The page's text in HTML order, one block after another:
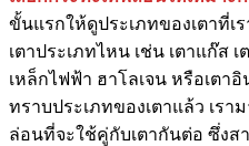
ขั้นแรกให้ดูประเภทของเตาที่เ
เตาประเภทไหน เช่น เตาแก๊ส เ
เหล็กไฟฟ้า ฮาโลเจน หรือเตา
ทราบประเภทของเตาแล้ว เรา
ล่อนที่จะใช้คู่กับเตากันต่อ ซึ่งส